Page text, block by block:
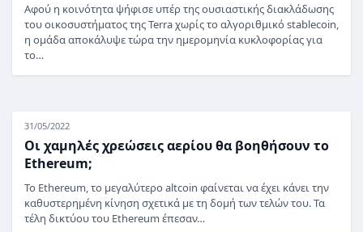
Αφού η κοινότητα ψήφισε υπέρ της ουσιαστικής διακλάδωσης
του οικοσυστήματος της Terra χωρίς το αλγοριθμικό stablecoin,
η ομάδα αποκάλυψε τώρα την ημερομηνία κυκλοφορίας για
το…
31/05/2022
Οι χαμηλές χρεώσεις αερίου θα βοηθήσουν το
Ethereum;
Το Ethereum, το μεγαλύτερο altcoin φαίνεται να έχει κάνει την
καθυστερημένη κίνηση σχετικά με τη δομή των τελών του. Τα
τέλη δικτύου του Ethereum έπεσαν…